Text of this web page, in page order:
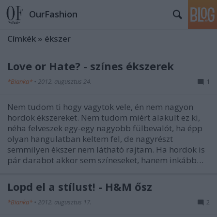
OurFashion
Címkék » ékszer
Love or Hate? - színes ékszerek
*Bianka* • 2012. augusztus 24. 1
Nem tudom ti hogy vagytok vele, én nem nagyon
hordok ékszereket. Nem tudom miért alakult ez ki,
néha felveszek egy-egy nagyobb fülbevalót, ha épp
olyan hangulatban keltem fel, de nagyrészt
semmilyen ékszer nem látható rajtam. Ha hordok is
pár darabot akkor sem színeseket, hanem inkább…
Lopd el a stílust! - H&M ősz
*Bianka* • 2012. augusztus 17. 2